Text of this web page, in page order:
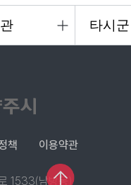
책 이용약관
1533(남방동)